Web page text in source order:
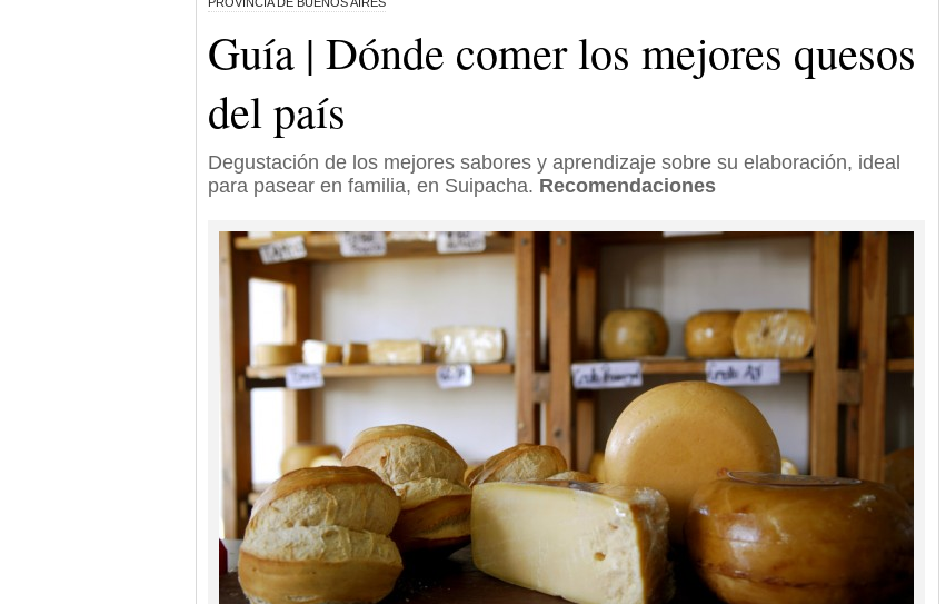
Guía | Dónde comer los mejores quesos
del país
Degustación de los mejores sabores y aprendizaje sobre su elaboración, ideal
para pasear en familia, en Suipacha. Recomendaciones